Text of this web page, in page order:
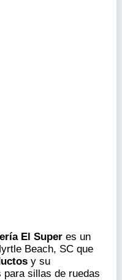
El Super es un
Beach, SC que
y su
para sillas de ruedas